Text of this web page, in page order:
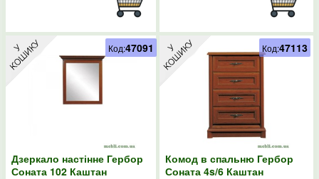
Дзеркало настінне Гербор
Соната 102 Каштан
Код:47091
Комод в спальню Гербор
Соната 4s/6 Каштан
Код:47113